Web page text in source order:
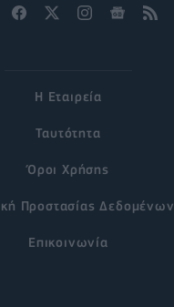
Η Εταιρεία
Ταυτότητα
Όροι Χρήσης
Προστασίας Δεδομένων
Επικοινωνία